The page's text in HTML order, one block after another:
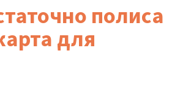
полиса
для